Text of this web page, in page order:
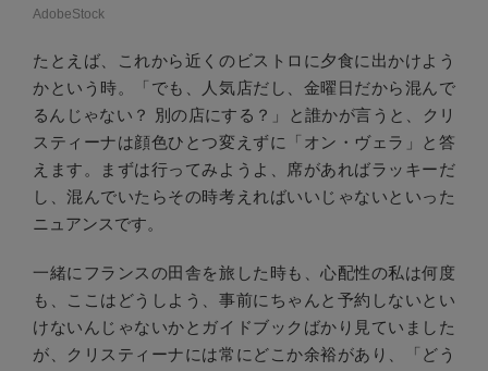
AdobeStock
たとえば、これから近くのビストロに夕食に出かけよう
かという時。「でも、人気店だし、金曜日だから混んで
るんじゃない？ 別の店にする？」と誰かが言うと、クリ
スティーナは顔色ひとつ変えずに「オン・ヴェラ」と答
えます。まずは行ってみようよ、席があればラッキーだ
し、混んでいたらその時考えればいいじゃないといった
ニュアンスです。
一緒にフランスの田舎を旅した時も、心配性の私は何度
も、ここはどうしよう、事前にちゃんと予約しないとい
けないんじゃないかとガイドブックばかり見ていました
が、クリスティーナには常にどこか余裕があり、「どう